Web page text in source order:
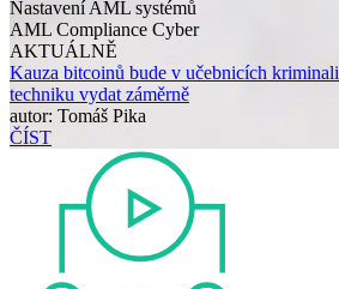
Nastavení AML systémů
AML Compliance Cyber
AKTUÁLNĚ
Kauza bitcoinů bude v učebnicích
techniku vydat záměrně
autor: Tomáš Pika
ČÍST